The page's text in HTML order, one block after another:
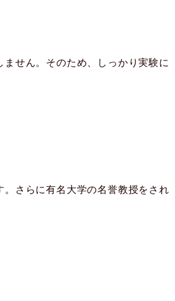
せん。そのため、しっかり実験に
さらに有名大学の名誉教授をされ